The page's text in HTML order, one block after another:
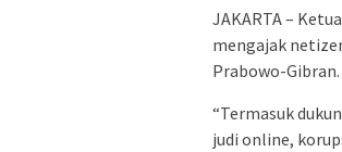
JAKARTA –
mengajak
Prabowo-Gibran.
“Termasuk
judi online,